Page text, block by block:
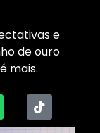
e
de ouro
mais.